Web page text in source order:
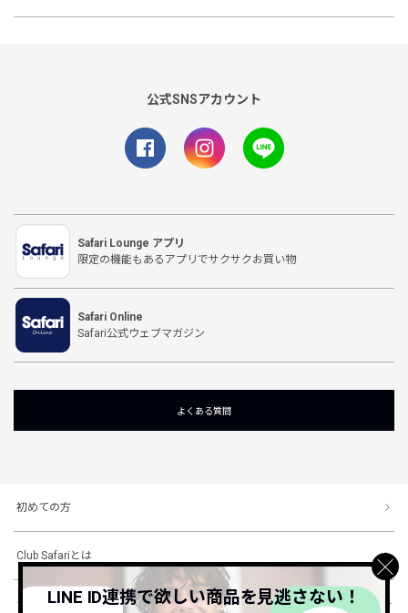
公式SNSアカウント
Safari Lounge アプリ
限定の機能もあるアプリでサクサクお買い物
Safari Online
Safari公式ウェブマガジン
よくある質問
初めての方
Club Safariとは
ショッピングガイド
LINE ID連携で欲しい商品を見逃さない！